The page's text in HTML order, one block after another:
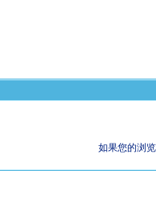
如果您的浏